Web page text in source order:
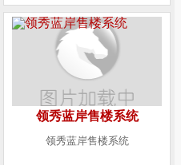
领秀蓝岸售楼系统
领秀蓝岸售楼系统